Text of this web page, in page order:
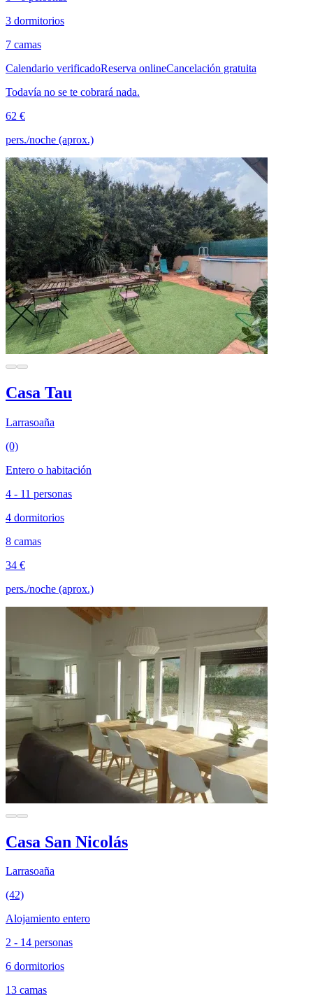
3 dormitorios
7 camas
Calendario verificadoReserva onlineCancelación gratuita
Todavía no se te cobrará nada.
62 €
pers./noche (aprox.)
Casa Tau
Larrasoaña
(0)
Entero o habitación
4 - 11 personas
4 dormitorios
8 camas
34 €
pers./noche (aprox.)
Casa San Nicolás
Larrasoaña
(42)
Alojamiento entero
2 - 14 personas
6 dormitorios
13 camas